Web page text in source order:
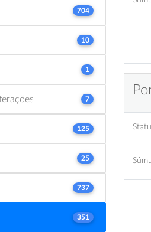
704
10
1
7
125
25
737
351